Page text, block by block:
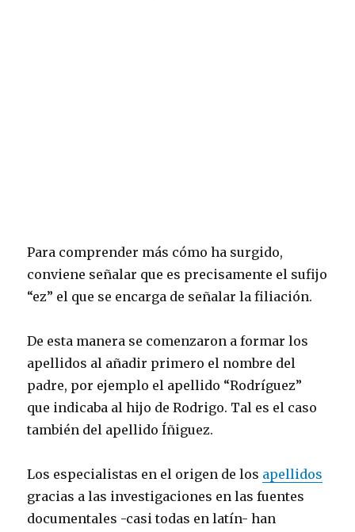
Para comprender más cómo ha surgido,
conviene señalar que es precisamente el sufijo
“ez” el que se encarga de señalar la filiación.
De esta manera se comenzaron a formar los
apellidos al añadir primero el nombre del
padre, por ejemplo el apellido “Rodríguez”
que indicaba al hijo de Rodrigo. Tal es el caso
también del apellido Íñiguez.
Los especialistas en el origen de los apellidos
gracias a las investigaciones en las fuentes
documentales -casi todas en latín- han